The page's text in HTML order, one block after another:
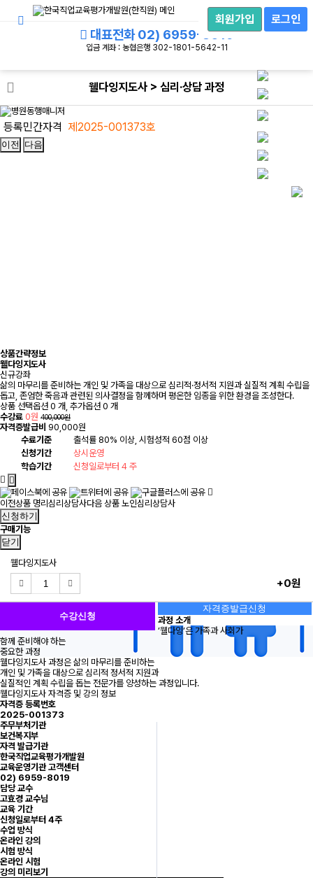
회
그
인
회원가입 로그인
대표전화02) 6959-8019
입금 계좌 : 농협은행 302-1801-5642-11
웰다잉지도사 > 심리·상담 과정
등록민간자격 제2025-001373호
이전 다음
상품간략정보
웰다잉지도사
신규강좌
삶의 마무리를 준비하는 개인 및 가족을 대상으로 심리적·정서적 지원과 실질적 계획 수립을
돕고, 존엄한 죽음과 관련된 의사결정을 함께하며 평온한 임종을 위한 환경을 조성한다.
상품 선택옵션 0 개, 추가옵션 0 개
수강료 0원 400,000원
자격증발급비 90,000원
수료기준
출석률 80% 이상, 시험성적 60점 이상
신청기간
상시운영
학습기간
신청일로부터 4 주
이전상품 명리심리상담사다음 상품 노인심리상담사
신청하기
구매기능
닫기
웰다잉지도사
+0원
자격증발급신청
수강신청
과정 소개
’웰다잉’은 가족과 사회가
함께 준비해야 하는
중요한 과정
웰다잉지도사 과정은 삶의 마무리를 준비하는
개인 및 가족을 대상으로 심리적 정서적 지원과
실질적인 계획 수립을 돕는 전문가를 양성하는 과정입니다.
웰다잉지도사 자격증 및 강의 정보
자격증 등록번호
2025-001373
주무부처기관
보건복지부
자격 발급기관
한국직업교육평가개발원
교육운영기관 고객센터
02) 6959-8019
담당 교수
고효경 교수님
교육 기간
신청일로부터 4주
수업 방식
온라인 강의
시험 방식
온라인 시험
강의 미리보기